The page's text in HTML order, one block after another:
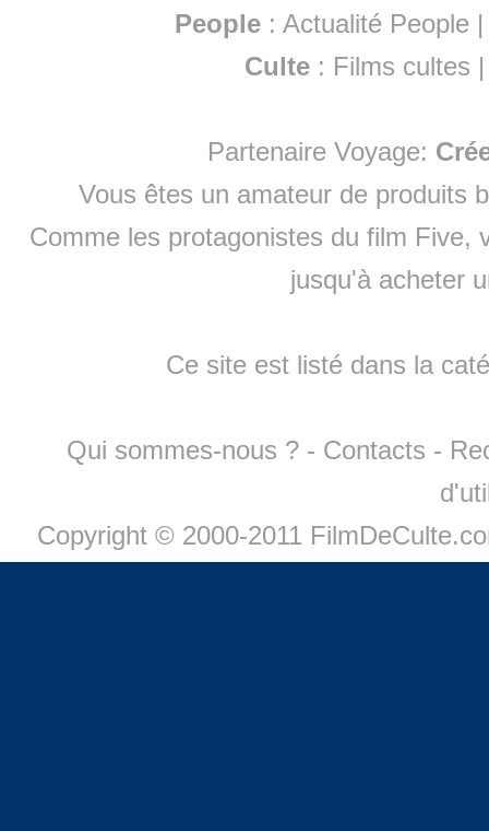
People :Actualité People
Culte : Films cultes
Partenaire Voyage:
Vous êtes un amateur de produits
Comme les protagonistes du film Five,
jusqu'à acheter
Ce site est listé dans la
Qui sommes-nous ? - Contacts -
Copyright © 2000-2011